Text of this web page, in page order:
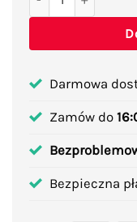
Darmowa
Zamów do
Bezpieczna